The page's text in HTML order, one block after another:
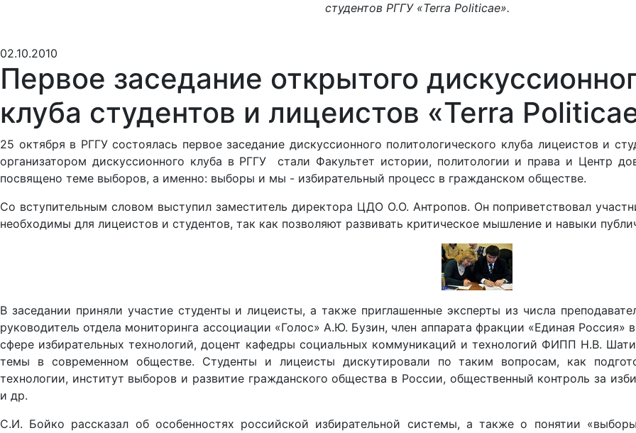
студентов РГГУ «Terra Politicae».
02.10.2010
Первое заседание открытого
клуба студентов и лицеистов «Terra
25 октября в РГГУ состоялась первое заседание дискуссионного политологического клуба лицеистов и
организатором дискуссионного клуба в РГГУ стали Факультет истории, политологии и права и Центр
посвящено теме выборов, а именно: выборы и мы - избирательный процесс в гражданском обществе.
Co вступительным словом выступил заместитель директора ЦДО О.О. Антропов. Он поприветствовал
необходимы для лицеистов и студентов, так как позволяют развивать критическое мышление и навыки
В заседании приняли участие студенты и лицеисты, а также приглашенные эксперты из числа
руководитель отдела мониторинга ассоциации «Голос» А.Ю. Бузин, член аппарата фракции «Единая
сфере избирательных технологий, доцент кафедры социальных коммуникаций и технологий ФИПП Н.В.
темы в современном обществе. Студенты и лицеисты дискутировали по таким вопросам, как
технологии, институт выборов и развитие гражданского общества в России, общественный контроль за
и др.
С.И. Бойко рассказал об особенностях российской избирательной системы, а также о понятии